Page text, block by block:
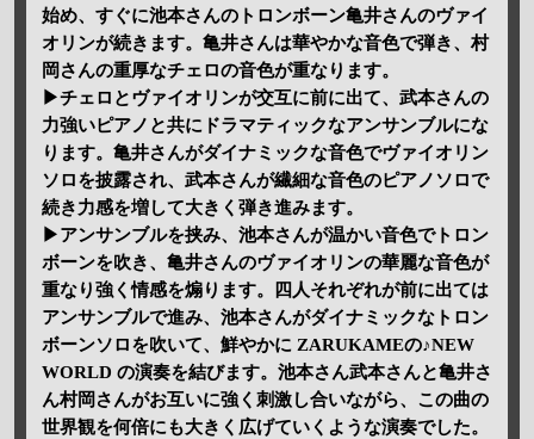
始め、すぐに池本さんのトロンボーン亀井さんのヴァイ
オリンが続きます。亀井さんは華やかな音色で弾き、村
岡さんの重厚なチェロの音色が重なります。
▶チェロとヴァイオリンが交互に前に出て、武本さんの
力強いピアノと共にドラマティックなアンサンブルにな
ります。亀井さんがダイナミックな音色でヴァイオリン
ソロを披露され、武本さんが繊細な音色のピアノソロで
続き力感を増して大きく弾き進みます。
▶アンサンブルを挟み、池本さんが温かい音色でトロン
ボーンを吹き、亀井さんのヴァイオリンの華麗な音色が
重なり強く情感を煽ります。四人それぞれが前に出ては
アンサンブルで進み、池本さんがダイナミックなトロン
ボーンソロを吹いて、鮮やかに ZARUKAMEの♪NEW
WORLD の演奏を結びます。池本さん武本さんと亀井さ
ん村岡さんがお互いに強く刺激し合いながら、この曲の
世界観を何倍にも大きく広げていくような演奏でした。